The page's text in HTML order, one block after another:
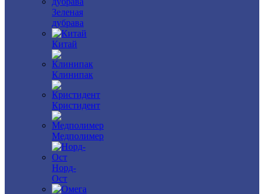
Зеленая
дубрава
Китай
Клинипак
Кристидент
Медполимер
Норд-
Ост